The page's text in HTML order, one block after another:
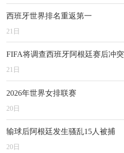
西班牙世界排名重返第一
21 日
FIFA将调查西班牙阿根廷赛后冲突
21 日
2026年世界女排联赛
20日
输球后阿根廷发生骚乱15人被捕
20日